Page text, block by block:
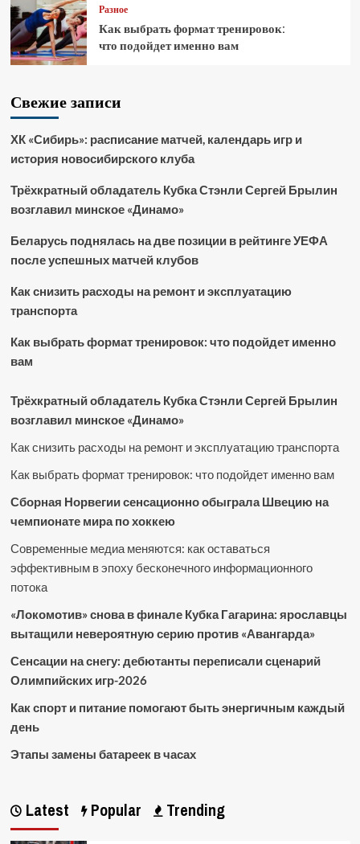
Разное
Как выбрать формат тренировок:
что подойдет именно вам
Свежие записи
ХК «Сибирь»: расписание матчей, календарь игр и
история новосибирского клуба
Трёхкратный обладатель Кубка Стэнли Сергей Брылин
возглавил минское «Динамо»
Беларусь поднялась на две позиции в рейтинге УЕФА
после успешных матчей клубов
Как снизить расходы на ремонт и эксплуатацию
транспорта
Как выбрать формат тренировок: что подойдет именно
вам
Трёхкратный обладатель Кубка Стэнли Сергей Брылин
возглавил минское «Динамо»
Как снизить расходы на ремонт и эксплуатацию транспорта
Как выбрать формат тренировок: что подойдет именно вам
Сборная Норвегии сенсационно обыграла Швецию на
чемпионате мира по хоккею
Современные медиа меняются: как оставаться
эффективным в эпоху бесконечного информационного
потока
«Локомотив» снова в финале Кубка Гагарина: ярославцы
вытащили невероятную серию против «Авангарда»
Сенсации на снегу: дебютанты переписали сценарий
Олимпийских игр-2026
Как спорт и питание помогают быть энергичным каждый
день
Этапы замены батареек в часах
Latest Popular Trending